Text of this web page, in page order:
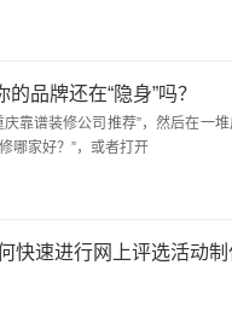
品牌还在“隐身”吗？
靠谱装修公司推荐”，然后在一
哪家好？”，或者打开
快速进行网上评选活动